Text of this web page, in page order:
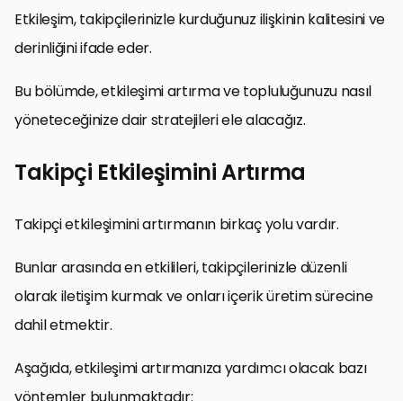
Etkileşim, takipçilerinizle kurduğunuz ilişkinin kalitesini ve
derinliğini ifade eder.
Bu bölümde, etkileşimi artırma ve topluluğunuzu nasıl
yöneteceğinize dair stratejileri ele alacağız.
Takipçi Etkileşimini Artırma
Takipçi etkileşimini artırmanın birkaç yolu vardır.
Bunlar arasında en etkilileri, takipçilerinizle düzenli
olarak iletişim kurmak ve onları içerik üretim sürecine
dahil etmektir.
Aşağıda, etkileşimi artırmanıza yardımcı olacak bazı
yöntemler bulunmaktadır: